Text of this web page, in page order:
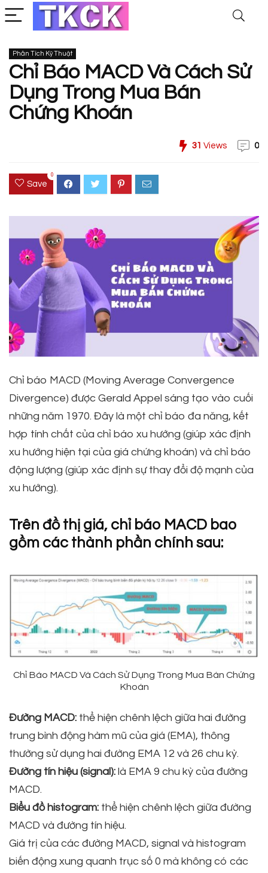
Phân Tích Kỹ Thuật
Chỉ Báo MACD Và Cách Sử
Dụng Trong Mua Bán
Chứng Khoán
31 Views 0
Save
0
Chỉ báo MACD (Moving Average Convergence
Divergence) được Gerald Appel sáng tạo vào cuối
những năm 1970. Đây là một chỉ báo đa năng, kết
hợp tính chất của chỉ báo xu hướng (giúp xác định
xu hướng hiện tại của giá chứng khoán) và chỉ báo
động lượng (giúp xác định sự thay đổi độ mạnh của
xu hướng).
Trên đồ thị giá, chỉ báo MACD bao
gồm các thành phần chính sau:
Chỉ Báo MACD Và Cách Sử Dụng Trong Mua Bán Chứng
Khoán
Đường MACD: thể hiện chênh lệch giữa hai đường
trung bình động hàm mũ của giá (EMA), thông
thường sử dụng hai đường EMA 12 và 26 chu kỳ.
Đường tín hiệu (signal): là EMA 9 chu kỳ của đường
MACD.
Biểu đồ histogram: thể hiện chênh lệch giữa đường
MACD và đường tín hiệu.
Giá trị của các đường MACD, signal và histogram
biến động xung quanh trục số 0 mà không có các